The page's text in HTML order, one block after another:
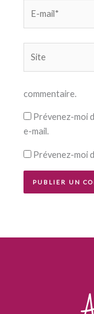
mail*
commentaire.
Prévenez-moi
e-mail.
Prévenez-moi